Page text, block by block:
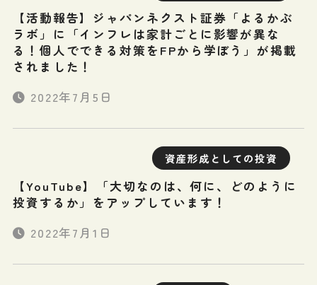
【活動報告】ジャパンネクスト証券「よるかぶ
ラボ」に「インフレは家計ごとに影響が異な
る！個人でできる対策をFPから学ぼう」が掲載
されました！
2022年7月5日
資産形成としての投資
【YouTube】「大切なのは、何に、どのように
投資するか」をアップしています！
2022年7月1日